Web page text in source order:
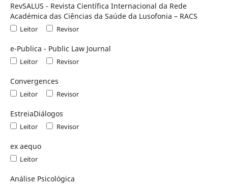
RevSALUS - Revista Científica Internacional da Rede
Académica das Ciências da Saúde da Lusofonia – RACS
Leitor Revisor
e-Publica - Public Law Journal
Leitor Revisor
Convergences
Leitor Revisor
EstreiaDiálogos
Leitor Revisor
ex aequo
Leitor
Análise Psicológica